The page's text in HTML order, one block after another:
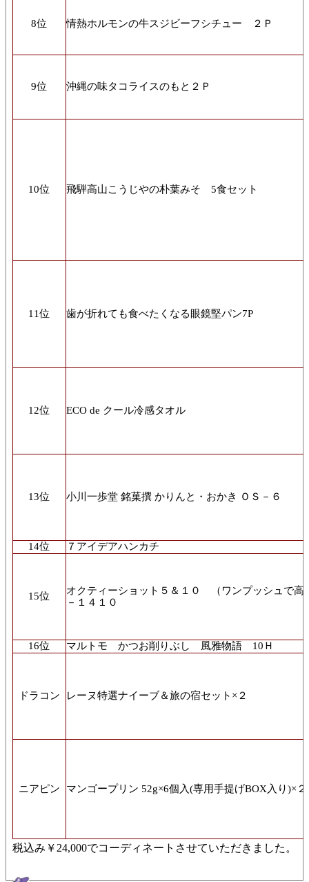
8位 情熱ホルモンの牛スジビーフシチュー ２Ｐ
9位 沖縄の味タコライスのもと２Ｐ
10位 飛騨高山こうじやの朴葉みそ 5食セット
11位 歯が折れても食べたくなる眼鏡堅パン7P
12位 ECO de クール冷感タオル
13位 小川一歩堂 銘菓撰 かりんと・おかき ＯＳ－６
14位 ７アイデアハンカチ
15位
オクティーショット５＆１０ （ワンプッシュで
－１４１０
16位 マルトモ かつお削りぶし 風雅物語 10Ｈ
ドラコン レーヌ特選ナイーブ＆旅の宿セット×２
ニアピン マンゴープリン 52g×6個入(専用手提げBOX入り)×２
税込み￥ 24,000でコーディネートさせていただきました。